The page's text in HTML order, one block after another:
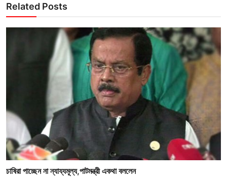
Related Posts
চাষিরা পাচ্ছেন না ন্যায্যমূল্য,পাটমন্ত্রী একথা বললেন